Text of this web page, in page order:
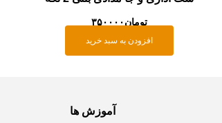
تومان۳۵۰۰۰۰
افزودن به سبد خرید
آموزش ها